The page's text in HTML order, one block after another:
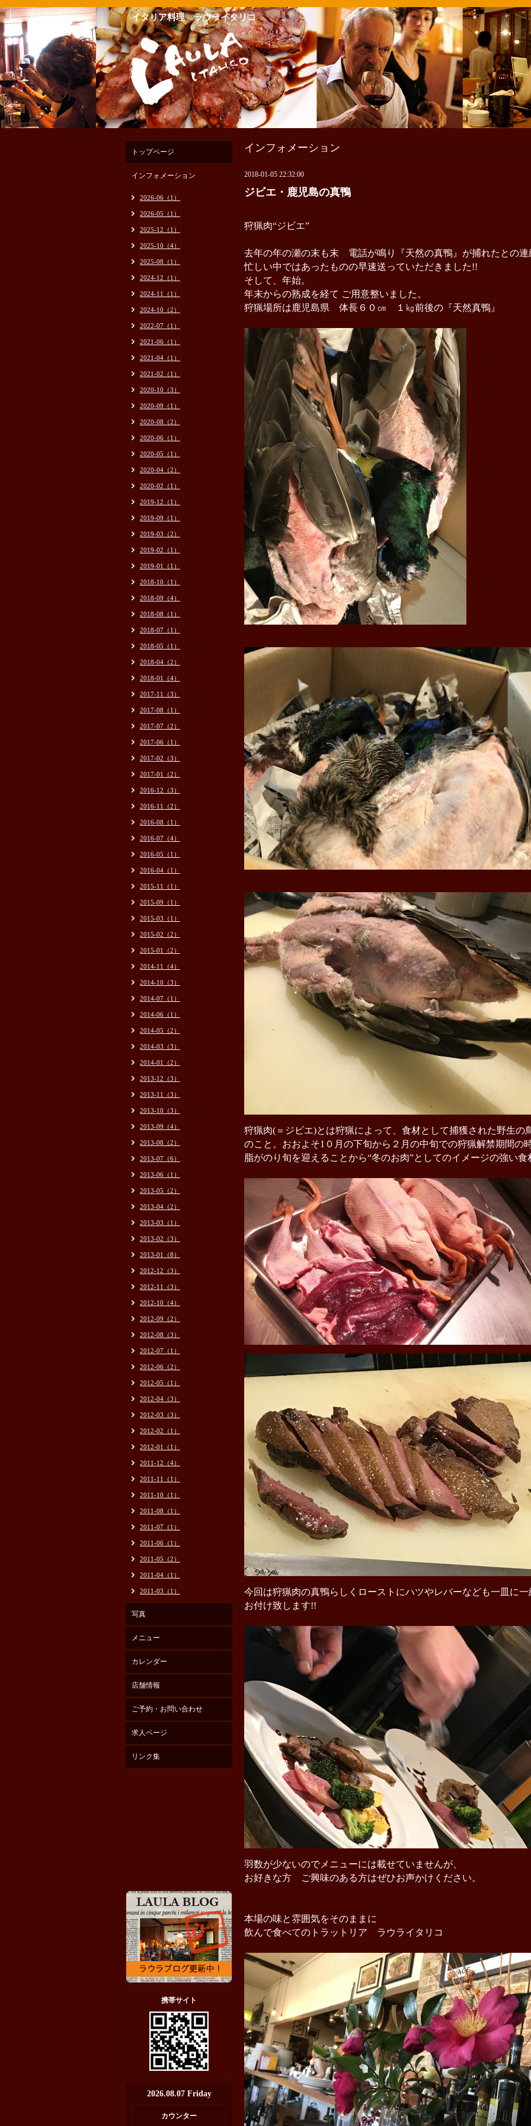
イタリア料理 ラウライタリコ
インフォメーション
2018-01-05 22:32:00
ジビエ・鹿児島の真鴨
狩猟肉“ジビエ”
去年の年の瀬の末も末 電話が鳴り『天然の真鴨』が捕れたとの連
忙しい中ではあったものの早速送っていただきました!!
そして、年始。
年末からの熟成を経て ご用意整いました。
狩猟場所は鹿児島県 体長６０㎝ １㎏前後の『天然真鴨』
狩猟肉(＝ジビエ)とは狩猟によって、食材として捕獲された野生の
のこと。おおよそ1０月の下旬から２月の中旬での狩猟解禁期間の
脂がのり旬を迎えることから“冬のお肉”としてのイメージの強い食
今回は狩猟肉の真鴨らしくローストにハツやレバーなども一皿に一
お付け致します!!
羽数が少ないのでメニューには載せていませんが、
お好きな方 ご興味のある方はぜひお声かけください。
本場の味と雰囲気をそのままに
飲んで食べてのトラットリア ラウライタリコ
トップページ
インフォメーション
2026-06（1）
2026-05（1）
2025-12（1）
2025-10（4）
2025-08（1）
2024-12（1）
2024-11（1）
2024-10（2）
2022-07（1）
2021-06（1）
2021-04（1）
2021-02（1）
2020-10（3）
2020-09（1）
2020-08（2）
2020-06（1）
2020-05（1）
2020-04（2）
2020-02（1）
2019-12（1）
2019-09（1）
2019-03（2）
2019-02（1）
2019-01（1）
2018-10（1）
2018-09（4）
2018-08（1）
2018-07（1）
2018-05（1）
2018-04（2）
2018-01（4）
2017-11（3）
2017-08（1）
2017-07（2）
2017-06（1）
2017-02（3）
2017-01（2）
2016-12（3）
2016-11（2）
2016-08（1）
2016-07（4）
2016-05（1）
2016-04（1）
2015-11（1）
2015-09（1）
2015-03（1）
2015-02（2）
2015-01（2）
2014-11（4）
2014-10（3）
2014-07（1）
2014-06（1）
2014-05（2）
2014-03（3）
2014-01（2）
2013-12（3）
2013-11（3）
2013-10（3）
2013-09（4）
2013-08（2）
2013-07（6）
2013-06（1）
2013-05（2）
2013-04（2）
2013-03（1）
2013-02（3）
2013-01（8）
2012-12（3）
2012-11（3）
2012-10（4）
2012-09（2）
2012-08（3）
2012-07（1）
2012-06（2）
2012-05（1）
2012-04（3）
2012-03（3）
2012-02（1）
2012-01（1）
2011-12（4）
2011-11（1）
2011-10（1）
2011-08（1）
2011-07（1）
2011-06（1）
2011-05（2）
2011-04（1）
2011-03（1）
写真
メニュー
カレンダー
店舗情報
ご予約・お問い合わせ
求人ページ
リンク集
携帯サイト
2026.08.07 Friday
カウンター